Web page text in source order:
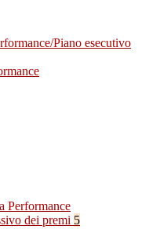
Piano esecutivo
Performance
dei premi 5